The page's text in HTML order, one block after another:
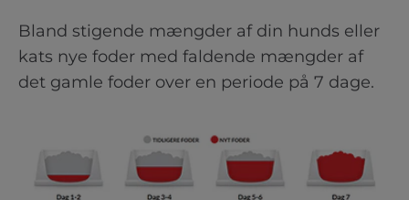
Bland stigende mængder af din hunds eller
kats nye foder med faldende mængder af
det gamle foder over en periode på 7 dage.